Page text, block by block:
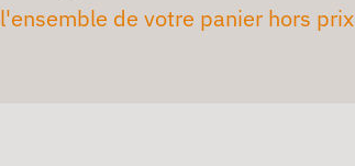
l'ensemble de votre panier hors prix